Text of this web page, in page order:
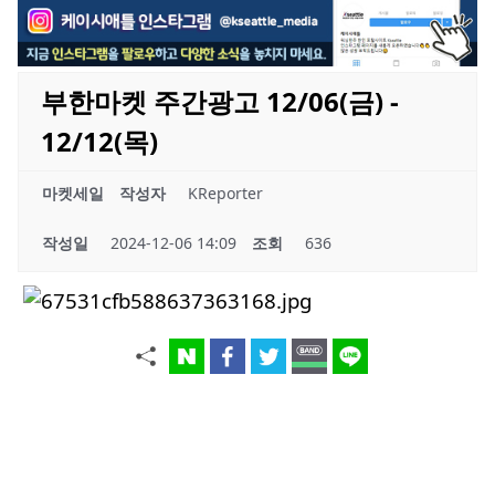
부한마켓 주간광고 12/06(금) -
12/12(목)
마켓세일 작성자 KReporter
작성일 2024-12-06 14:09 조회 636